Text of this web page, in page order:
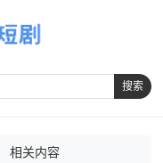
搜索
相关内容